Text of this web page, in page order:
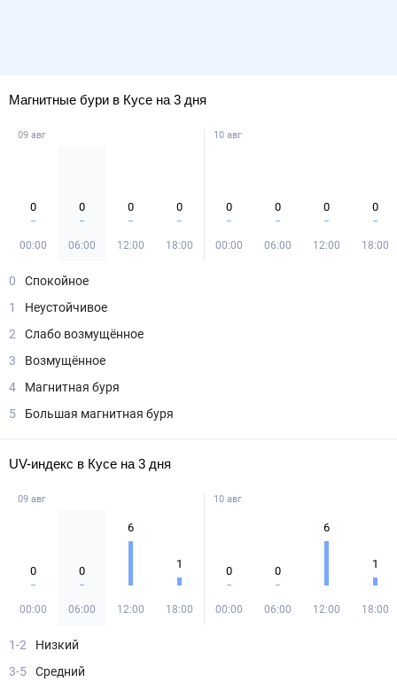
Магнитные бури в Кусе на 3 дня
09 авг
0
00:00
0
06:00
0
12:00
0
18:00
10 авг
0
00:00
0
06:00
0
12:00
0
18:00
0
Спокойное
1
Неустойчивое
2
Слабо возмущённое
3
Возмущённое
4
Магнитная буря
5
Большая магнитная буря
UV-индекс в Кусе на 3 дня
09 авг
0
00:00
0
06:00
6
12:00
1
18:00
10 авг
0
00:00
0
06:00
6
12:00
1
18:00
1-2
Низкий
3-5
Средний